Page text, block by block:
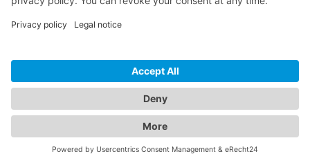
EZCast permite compartir pantallas desde
dispositivos móviles y/o PC y portátiles y mostrarlas
en una pantalla grande -...
pantallas directamente a través de la aplicación
EZCAst desde cualquier d...
La aplicación EZCast para dispositivos móviles
permite visualizar una sola señal en una pantalla; la